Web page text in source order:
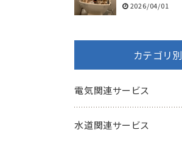
2026/04/01
カテゴリ別
電気関連サービス
水道関連サービス